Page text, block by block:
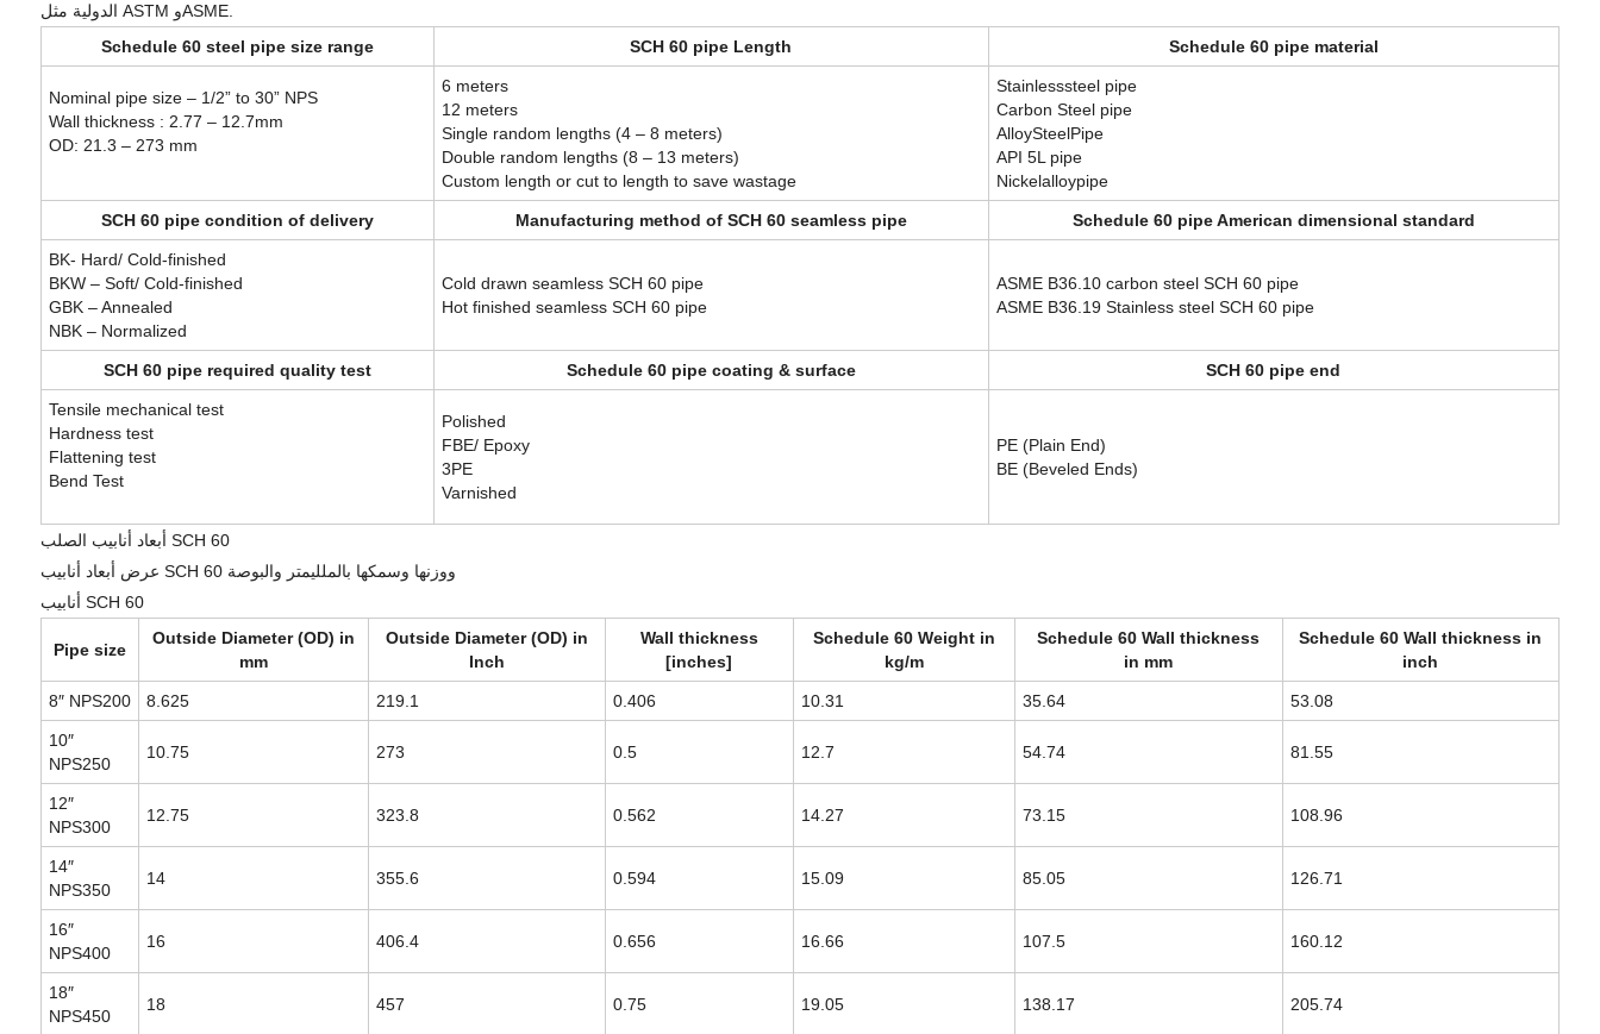
الدولية مثل ASTM وASME.
Schedule 60 steel pipe size range
SCH 60 pipe Length Schedule 60 pipe material
Nominal pipe size – 1/2” to 30” NPS
Wall thickness : 2.77 – 12.7mm
OD: 21.3 – 273 mm
6 meters
12 meters
Single random lengths (4 – 8 meters)
Double random lengths (8 – 13 meters)
Custom length or cut to length to save wastage
Stainlesssteel pipe
Carbon Steel pipe
AlloySteelPipe
API 5L pipe
Nickelalloypipe
SCH 60 pipe condition of delivery Manufacturing method of SCH 60 seamless pipe Schedule 60 pipe American dimensional standard
BK- Hard/ Cold-finished
BKW – Soft/ Cold-finished
GBK – Annealed
NBK – Normalized
Cold drawn seamless SCH 60 pipe
Hot finished seamless SCH 60 pipe
ASME B36.10 carbon steel SCH 60 pipe
ASME B36.19 Stainless steel SCH 60 pipe
SCH 60 pipe required quality test Schedule 60 pipe coating & surface SCH 60 pipe end
Tensile mechanical test
Hardness test
Flattening test
Bend Test
Polished
FBE/ Epoxy
3PE
Varnished
PE (Plain End)
BE (Beveled Ends)
أبعاد أنابيب الصلب SCH 60
عرض أبعاد أنابيب SCH 60 ووزنها وسمكها بالملليمتر والبوصة
أنابيب SCH 60
Pipe size
Outside Diameter (OD) in
mm
Outside Diameter (OD) in
Inch
Wall thickness
[inches]
Schedule 60 Weight in
kg/m
Schedule 60 Wall thickness
in mm
Schedule 60 Wall thickness in
inch
8″ NPS200 8.625 219.1 0.406 10.31 35.64 53.08
10″
NPS250
10.75 273 0.5 12.7 54.74 81.55
12″
NPS300
12.75 323.8 0.562 14.27 73.15 108.96
14″
NPS350
14 355.6 0.594 15.09 85.05 126.71
16″
NPS400
16 406.4 0.656 16.66 107.5 160.12
18″
NPS450
18 457 0.75 19.05 138.17 205.74